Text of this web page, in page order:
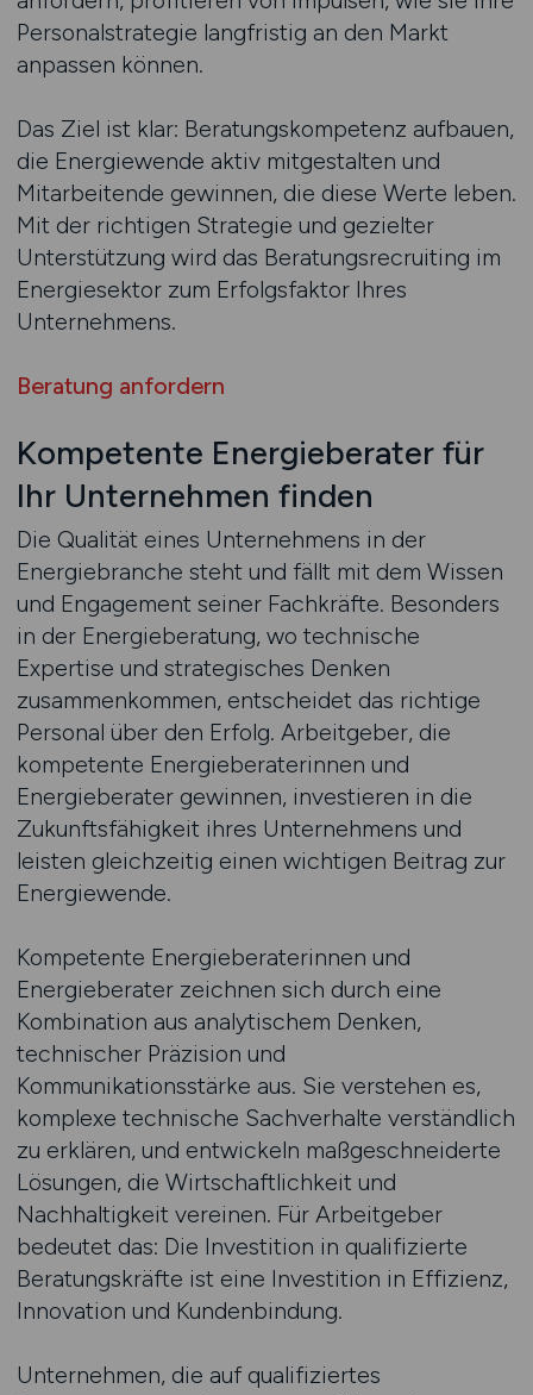
Personalstrategie langfristig an den Markt
anpassen können.
Das Ziel ist klar: Beratungskompetenz aufbauen,
die Energiewende aktiv mitgestalten und
Mitarbeitende gewinnen, die diese Werte leben.
Mit der richtigen Strategie und gezielter
Unterstützung wird das Beratungsrecruiting im
Energiesektor zum Erfolgsfaktor Ihres
Unternehmens.
Beratung anfordern
Kompetente Energieberater für
Ihr Unternehmen finden
Die Qualität eines Unternehmens in der
Energiebranche steht und fällt mit dem Wissen
und Engagement seiner Fachkräfte. Besonders
in der Energieberatung, wo technische
Expertise und strategisches Denken
zusammenkommen, entscheidet das richtige
Personal über den Erfolg. Arbeitgeber, die
kompetente Energieberaterinnen und
Energieberater gewinnen, investieren in die
Zukunftsfähigkeit ihres Unternehmens und
leisten gleichzeitig einen wichtigen Beitrag zur
Energiewende.
Kompetente Energieberaterinnen und
Energieberater zeichnen sich durch eine
Kombination aus analytischem Denken,
technischer Präzision und
Kommunikationsstärke aus. Sie verstehen es,
komplexe technische Sachverhalte verständlich
zu erklären, und entwickeln maßgeschneiderte
Lösungen, die Wirtschaftlichkeit und
Nachhaltigkeit vereinen. Für Arbeitgeber
bedeutet das: Die Investition in qualifizierte
Beratungskräfte ist eine Investition in Effizienz,
Innovation und Kundenbindung.
Unternehmen, die auf qualifiziertes